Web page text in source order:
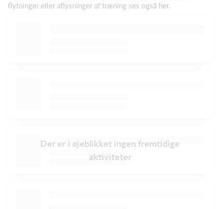
flytninger eller aflysninger af træning ses også her.
Der er i øjeblikket ingen fremtidige
aktiviteter